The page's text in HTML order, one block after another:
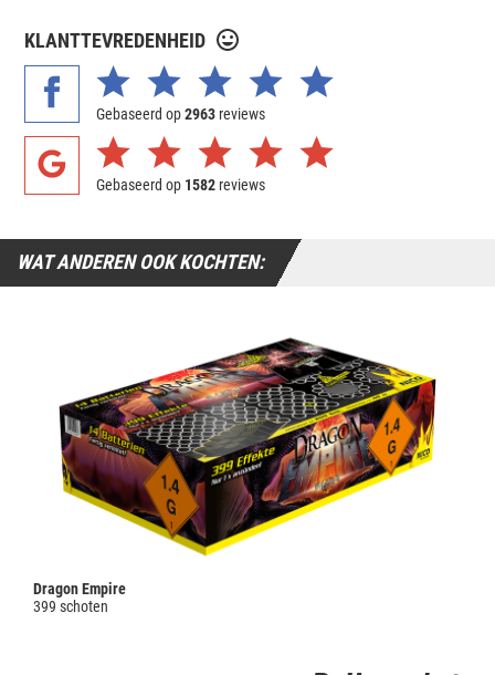
KLANTTEVREDENHEID
Gebaseerd op2963 reviews
Gebaseerd op 1582 reviews
WAT ANDEREN OOK KOCHTEN:
Dragon Empire
399 schoten